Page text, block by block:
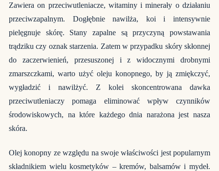
Zawiera on przeciwutleniacze, witaminy i minerały o działaniu
przeciwzapalnym. Dogłębnie nawilża, koi i intensywnie
pielęgnuje skórę. Stany zapalne są przyczyną powstawania
trądziku czy oznak starzenia. Zatem w przypadku skóry skłonnej
do zaczerwienień, przesuszonej i z widocznymi drobnymi
zmarszczkami, warto użyć oleju konopnego, by ją zmiękczyć,
wygładzić i nawilżyć. Z kolei skoncentrowana dawka
przeciwutleniaczy pomaga eliminować wpływ czynników
środowiskowych, na które każdego dnia narażona jest nasza
skóra.
Olej konopny ze względu na swoje właściwości jest popularnym
składnikiem wielu kosmetyków – kremów, balsamów i mydeł.